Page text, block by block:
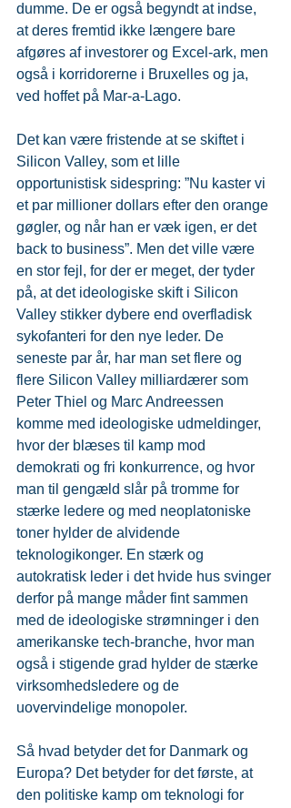
dumme. De er også begyndt at indse,
at deres fremtid ikke længere bare
afgøres af investorer og Excel-ark, men
også i korridorerne i Bruxelles og ja,
ved hoffet på Mar-a-Lago.
Det kan være fristende at se skiftet i
Silicon Valley, som et lille
opportunistisk sidespring: ”Nu kaster vi
et par millioner dollars efter den orange
gøgler, og når han er væk igen, er det
back to business”. Men det ville være
en stor fejl, for der er meget, der tyder
på, at det ideologiske skift i Silicon
Valley stikker dybere end overfladisk
sykofanteri for den nye leder. De
seneste par år, har man set flere og
flere Silicon Valley milliardærer som
Peter Thiel og Marc Andreessen
komme med ideologiske udmeldinger,
hvor der blæses til kamp mod
demokrati og fri konkurrence, og hvor
man til gengæld slår på tromme for
stærke ledere og med neoplatoniske
toner hylder de alvidende
teknologikonger. En stærk og
autokratisk leder i det hvide hus svinger
derfor på mange måder fint sammen
med de ideologiske strømninger i den
amerikanske tech-branche, hvor man
også i stigende grad hylder de stærke
virksomhedsledere og de
uovervindelige monopoler.
Så hvad betyder det for Danmark og
Europa? Det betyder for det første, at
den politiske kamp om teknologi for